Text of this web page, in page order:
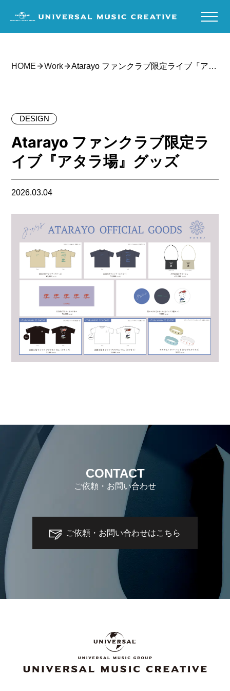
HOME Work
Atarayo ファンクラブ限定ライブ『アタ
DESIGN
Atarayo ファンクラブ限定ラ
イブ『アタラ場』グッズ
2026.03.04
CONTACT
ご依頼・お問い合わせ
ご依頼・お問い合わせはこちら